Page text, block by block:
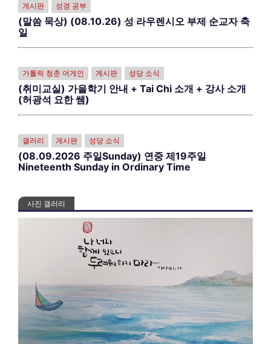
게시판 성경 공부
(말씀 묵상) (08.10.26) 성 라우렌시오 부제 순교자 축
일
가톨릭 청춘 어게인 게시판 성당 소식
(취미교실) 가을학기 안내 + Tai Chi 소개 + 강사 소개
(허광석 요한 쌤)
갤러리 게시판 성당 소식
(08.09.2026 주일Sunday) 연중 제19주일
Nineteenth Sunday in Ordinary Time
사진 갤러리